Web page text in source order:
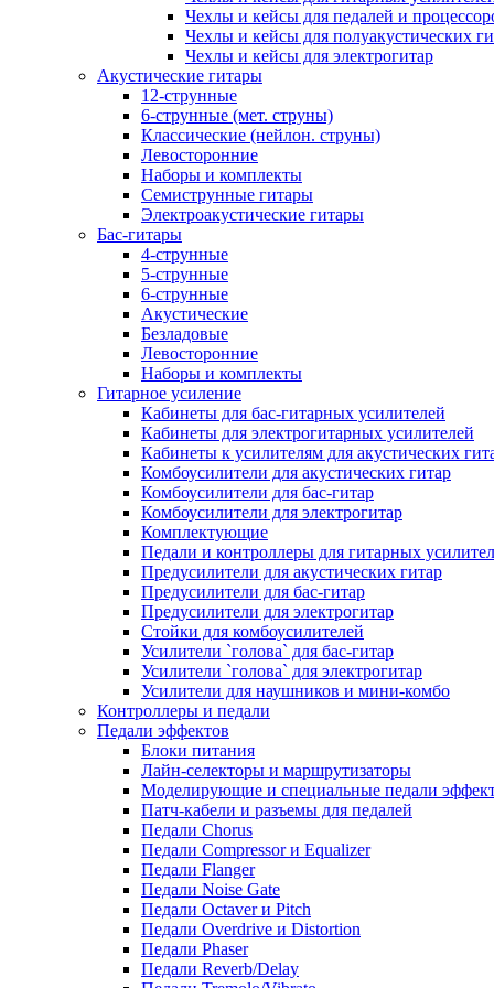
Чехлы и кейсы для педалей и
Чехлы и кейсы для полуакустических
Чехлы и кейсы для электрогитар
Акустические гитары
12-струнные
6-струнные (мет. струны)
Классические (нейлон. струны)
Левосторонние
Наборы и комплекты
Семиструнные гитары
Электроакустические гитары
Бас-гитары
4-струнные
5-струнные
6-струнные
Акустические
Безладовые
Левосторонние
Наборы и комплекты
Гитарное усиление
Кабинеты для бас-гитарных усилителей
Кабинеты для электрогитарных усилителей
Кабинеты к усилителям для акустических
Комбоусилители для акустических гитар
Комбоусилители для бас-гитар
Комбоусилители для электрогитар
Комплектующие
Педали и контроллеры для гитарных
Предусилители для акустических гитар
Предусилители для бас-гитар
Предусилители для электрогитар
Стойки для комбоусилителей
Усилители `голова` для бас-гитар
Усилители `голова` для электрогитар
Усилители для наушников и мини-комбо
Контроллеры и педали
Педали эффектов
Блоки питания
Лайн-селекторы и маршрутизаторы
Моделирующие и специальные педали
Патч-кабели и разъемы для педалей
Педали Chorus
Педали Compressor и Equalizer
Педали Flanger
Педали Noise Gate
Педали Octaver и Pitch
Педали Overdrive и Distortion
Педали Phaser
Педали Reverb/Delay